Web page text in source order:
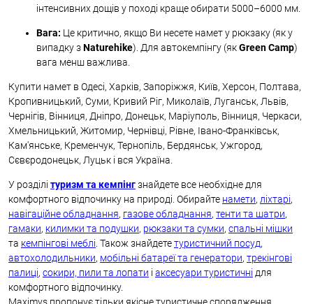
інтенсивних дощів у поході краще обирати 5000–6000 мм.
Вага: Це критично, якщо Ви несете намет у рюкзаку (як у
випадку зNaturehike). Для автокемпінгу (якGreen Camp)
вага менш важлива.
Купити намет в Одесі, Харків, Запоріжжя, Київ, Херсон, Полтава,
Кропивницький, Суми, Кривий Ріг, Миколаїв, Луганськ, Львів,
Чернігів, Вінниця, Дніпро, Донецьк, Маріуполь, Вінниця, Черкаси,
Хмельницький, Житомир, Чернівці, Рівне, Івано-Франківськ,
Кам'янське, Кременчук, Тернопіль, Бердянськ, Ужгород,
Сєвєродонецьк, Луцьк і вся Україна.
У розділі туризм та кемпінгзнайдете все необхідне для
комфортного відпочинку на природі. Обирайте намети, ліхтарі,
навігаційне обладнання, газове обладнання, тенти та шатри,
гамаки, килимки та подушки, рюкзаки та сумки, спальні мішки
та кемпінгові меблі . Також знайдететуристичний посуд,
автохолодильники, мобільні батареї та генератори, трекінгові
палиці, сокири, пили та лопати і аксесуари туристичні для
комфортного відпочинку.